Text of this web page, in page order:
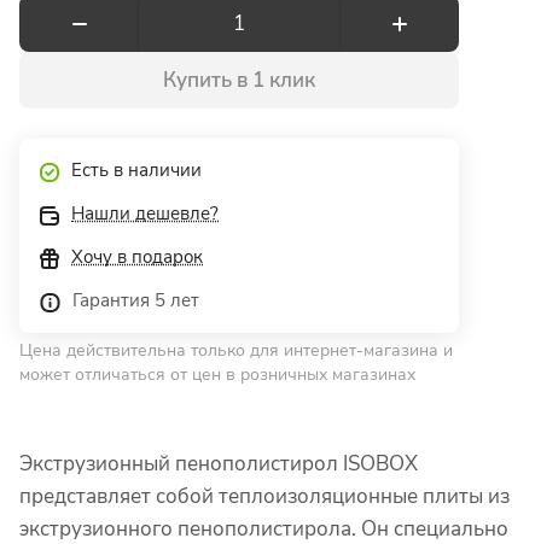
Купить в 1 клик
Есть в наличии
Нашли дешевле?
Хочу в подарок
Гарантия 5 лет
Цена действительна только для интернет-магазина и
может отличаться от цен в розничных магазинах
Экструзионный пенополистирол ISOBOX
представляет собой теплоизоляционные плиты из
экструзионного пенополистирола. Он специально